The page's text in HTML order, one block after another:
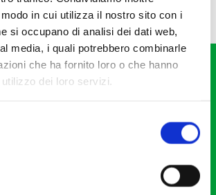
in cui utilizza il nostro sito con i
si occupano di analisi dei dati web,
media, i quali potrebbero combinarle
che ha fornito loro o che hanno
dei loro servizi.